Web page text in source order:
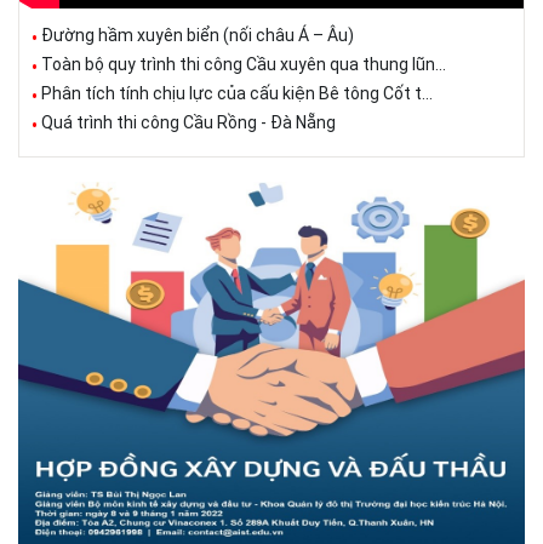
Đường hầm xuyên biển (nối châu Á – Âu)
Toàn bộ quy trình thi công Cầu xuyên qua thung lũn...
Phân tích tính chịu lực của cấu kiện Bê tông Cốt t...
Quá trình thi công Cầu Rồng - Đà Nẵng